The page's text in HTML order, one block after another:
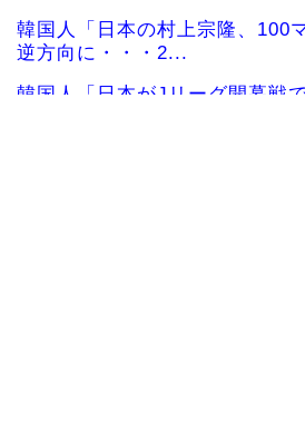
韓国人「日本の村上宗隆、100
逆方向に・・・2...
韓国人「日本がJリーグ開幕戦